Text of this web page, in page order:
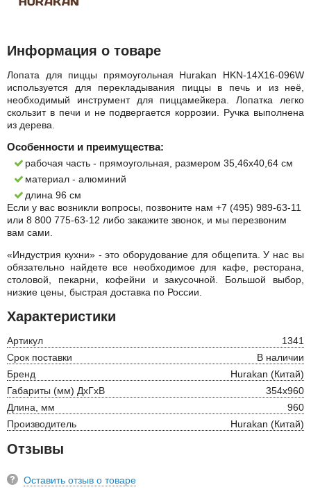
Информация о товаре
Лопата для пиццы прямоугольная Hurakan HKN-14X16-096W
используется для перекладывания пиццы в печь и из неё,
необходимый инструмент для пиццамейкера. Лопатка легко
скользит в печи и не подвергается коррозии. Ручка выполнена
из дерева.
Особенности и преимущества:
рабочая часть - прямоугольная, размером 35,46x40,64 см
материал - алюминий
длина 96 см
Если у вас возникли вопросы, позвоните нам +7 (495) 989-63-11
или 8 800 775-63-12 либо закажите звонок, и мы перезвоним
вам сами.
«Индустрия кухни» - это оборудование для общепита. У нас вы
обязательно найдете все необходимое для кафе, ресторана,
столовой, пекарни, кофейни и закусочной. Большой выбор,
низкие цены, быстрая доставка по России.
Характеристики
Артикул
1341
Срок поставки
В наличии
Бренд
Hurakan (Китай)
Габариты (мм) ДхГхВ
354х960
Длина, мм
960
Производитель
Hurakan (Китай)
Отзывы
Оставить отзыв о товаре